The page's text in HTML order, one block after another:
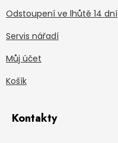
Odstoupení ve lhůtě 14 dní
Servis nářadí
Můj účet
Košík
Kontakty